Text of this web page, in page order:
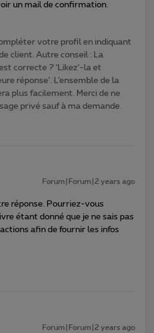
un mail de confirmation.
votre profil en indiquant
client. Autre conseil : La
correcte ? ‘Likez’-la et
réponse’. L’ensemble de la
plus facilement. Merci de ne
privé sauf à ma demande.
Forum|Forum|2 years ago
réponse. Pourriez-vous
étant donné que je ne sais pas
afin de fournir les infos
Forum|Forum|2 years ago